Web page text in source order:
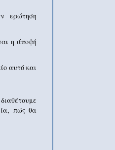
ερώτηση
η άποψή
αυτό και
πώς θα